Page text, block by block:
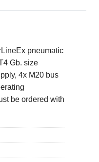
pneumatic
Gb. size
4x M20 bus
be ordered with